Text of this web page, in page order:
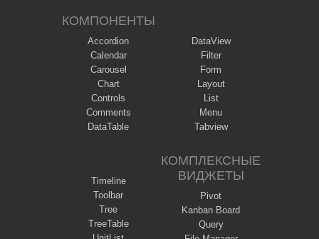
КОМПОНЕНТЫ
Accordion
Calendar
Carousel
Chart
Controls
Comments
DataTable
DataView
Filter
Form
Layout
List
Menu
Tabview
Timeline
Toolbar
Tree
TreeTable
КОМПЛЕКСНЫЕ
ВИДЖЕТЫ
Pivot
Kanban Board
Query